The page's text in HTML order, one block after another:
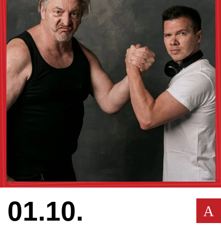
01.10. A